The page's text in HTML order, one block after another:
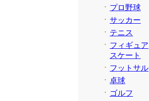
プロ野球
サッカー
テニス
フィギュア
スケート
フットサル
卓球
ゴルフ